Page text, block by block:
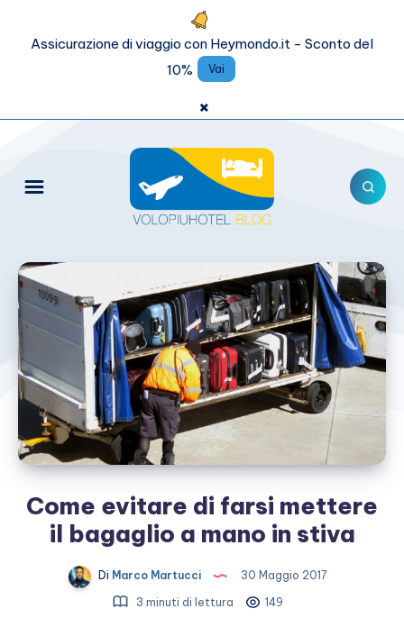
Assicurazione di viaggio con Heymondo.it - Sconto del
10%
Vai
×
Come evitare di farsi mettere
il bagaglio a mano in stiva
Di Marco Martucci
30 Maggio 2017
3 minuti di lettura
149